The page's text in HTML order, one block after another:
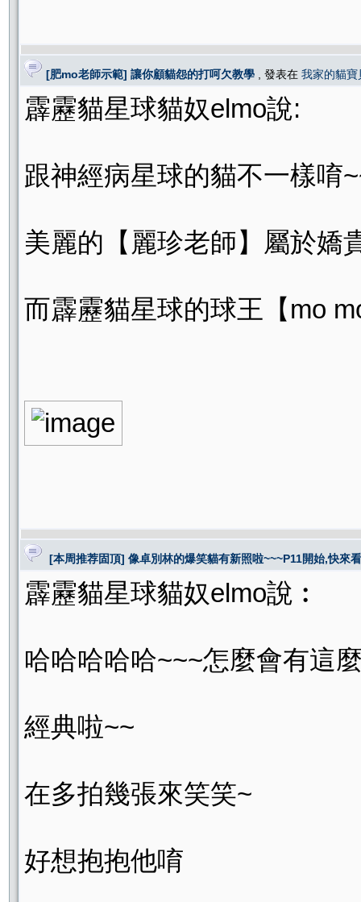
[肥mo老師示範] 讓你顧貓怨的打呵欠教學 , 發表在 我家的貓寶
霹靂貓星球貓奴elmo說:
跟神經病星球的貓不一樣唷
美麗的【麗珍老師】屬於嬌
而霹靂貓星球的球王【mo
[本周推荐固頂] 像卓別林的爆笑貓有新照啦~~~P11開始,快來
霹靂貓星球貓奴elmo說︰
哈哈哈哈哈~~~怎麼會有這
經典啦~~
在多拍幾張來笑笑~
好想抱抱他唷